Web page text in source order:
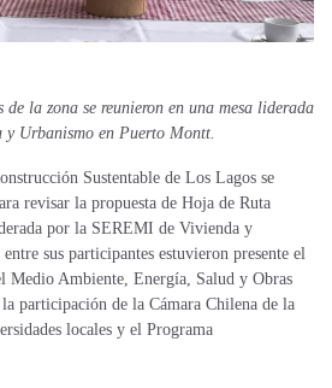
la zona se reunieron en una mesa liderada
Urbanismo en Puerto Montt.
Sustentable de Los Lagos se
revisar la propuesta de Hoja de Ruta
por la SEREMI de Vivienda y
sus participantes estuvieron presente el
Medio Ambiente, Energía, Salud y Obras
participación de la Cámara Chilena de la
locales y el Programa